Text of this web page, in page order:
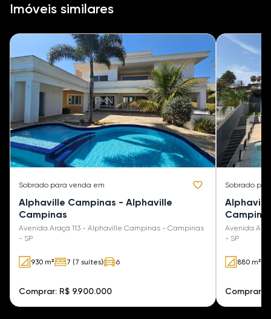
Imóveis similares
Sobrado para venda em
Alphaville Campinas - Alphaville
Campinas
Avenida Araçá 113 - Alphaville Campinas - Campinas
- SP
930 m² 7 (7 suítes) 6
Comprar: R$ 9.900.000
Sobrado
Avenida
- SP
880 m²
Comprar: